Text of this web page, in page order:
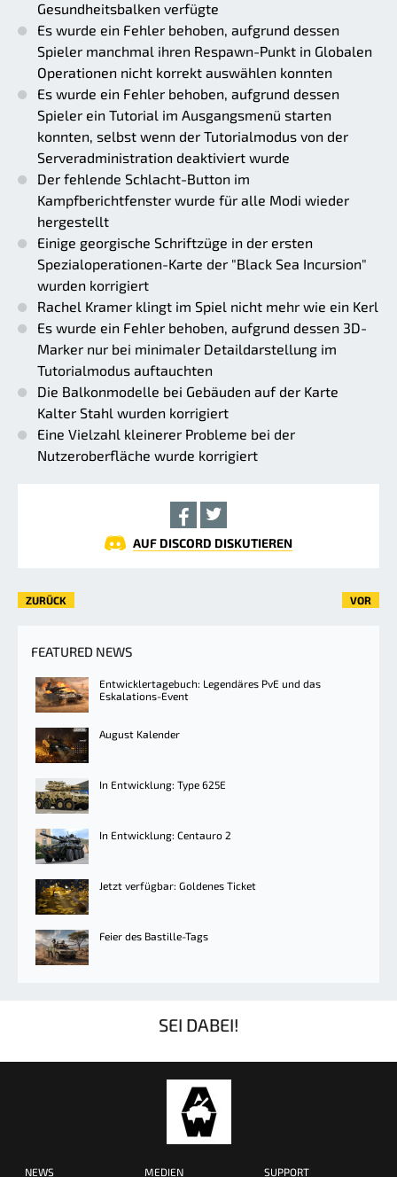
Gesundheitsbalken verfügte
Es wurde ein Fehler behoben, aufgrund dessen
Spieler manchmal ihren Respawn-Punkt in Globalen
Operationen nicht korrekt auswählen konnten
Es wurde ein Fehler behoben, aufgrund dessen
Spieler ein Tutorial im Ausgangsmenü starten
konnten, selbst wenn der Tutorialmodus von der
Serveradministration deaktiviert wurde
Der fehlende Schlacht-Button im
Kampfberichtfenster wurde für alle Modi wieder
hergestellt
Einige georgische Schriftzüge in der ersten
Spezialoperationen-Karte der "Black Sea Incursion"
wurden korrigiert
Rachel Kramer klingt im Spiel nicht mehr wie ein Kerl
Es wurde ein Fehler behoben, aufgrund dessen 3D-
Marker nur bei minimaler Detaildarstellung im
Tutorialmodus auftauchten
Die Balkonmodelle bei Gebäuden auf der Karte
Kalter Stahl wurden korrigiert
Eine Vielzahl kleinerer Probleme bei der
Nutzeroberfläche wurde korrigiert
AUF DISCORD DISKUTIEREN
ZURÜCK VOR
FEATURED NEWS
Entwicklertagebuch: Legendäres PvE und das
Eskalations-Event
August Kalender
In Entwicklung: Type 625E
In Entwicklung: Centauro 2
Jetzt verfügbar: Goldenes Ticket
Feier des Bastille-Tags
SEI DABEI!
NEWS MEDIEN SUPPORT